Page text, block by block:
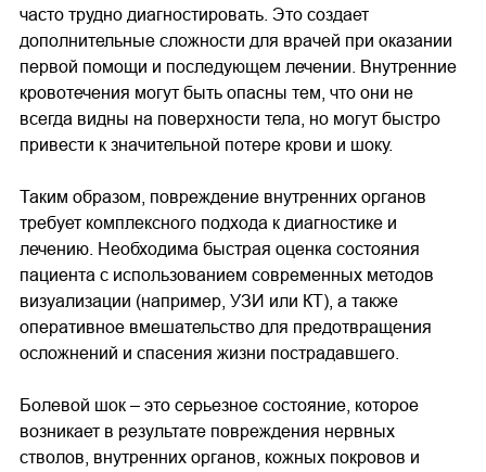
часто трудно диагностировать. Это создает
дополнительные сложности для врачей при оказании
первой помощи и последующем лечении. Внутренние
кровотечения могут быть опасны тем, что они не
всегда видны на поверхности тела, но могут быстро
привести к значительной потере крови и шоку.
Таким образом, повреждение внутренних органов
требует комплексного подхода к диагностике и
лечению. Необходима быстрая оценка состояния
пациента с использованием современных методов
визуализации (например, УЗИ или КТ), а также
оперативное вмешательство для предотвращения
осложнений и спасения жизни пострадавшего.
Болевой шок – это серьезное состояние, которое
возникает в результате повреждения нервных
стволов, внутренних органов, кожных покровов и